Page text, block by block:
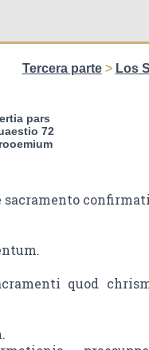
Tercera parte> Los
pars
72
sacramento
quod